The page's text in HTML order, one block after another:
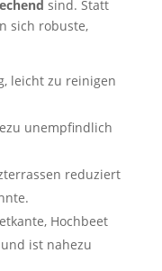
sind. Statt
sich robuste,
leicht zu reinigen
unempfindlich
reduziert
Hochbeet
ist nahezu